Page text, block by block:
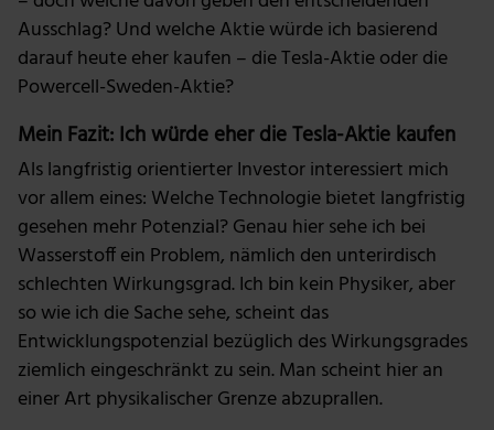
Ausschlag? Und welche Aktie würde ich basierend
darauf heute eher kaufen – die Tesla-Aktie oder die
Powercell-Sweden-Aktie?
Mein Fazit: Ich würde eher die Tesla-Aktie kaufen
Als langfristig orientierter Investor interessiert mich
vor allem eines: Welche Technologie bietet langfristig
gesehen mehr Potenzial? Genau hier sehe ich bei
Wasserstoff ein Problem, nämlich den unterirdisch
schlechten Wirkungsgrad. Ich bin kein Physiker, aber
so wie ich die Sache sehe, scheint das
Entwicklungspotenzial bezüglich des Wirkungsgrades
ziemlich eingeschränkt zu sein. Man scheint hier an
einer Art physikalischer Grenze abzuprallen.